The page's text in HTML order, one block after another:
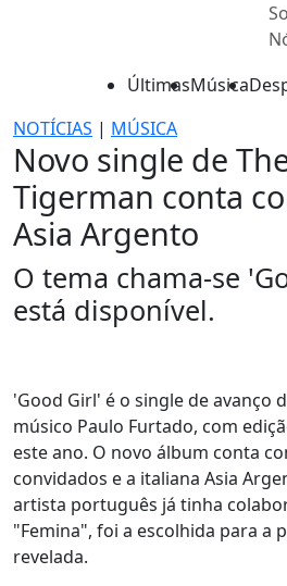
ÚltimasMúsica
NOTÍCIAS | MÚSICA
Novo single de
Tigerman conta
Asia Argento
O tema chama-se
está disponível.
'Good Girl' é o single de avanço
músico Paulo Furtado, com
este ano. O novo álbum conta
convidados e a italiana Asia
artista português já tinha
"Femina", foi a escolhida para a
revelada.